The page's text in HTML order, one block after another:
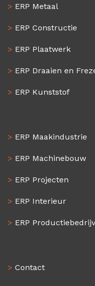
> ERP Metaal
> ERP Constructie
> ERP Plaatwerk
> ERP Draaien en
> ERP Kunststof
> ERP Maakindustrie
> ERP Machinebouw
> ERP Projecten
> ERP Interieur
> ERP
> Contact